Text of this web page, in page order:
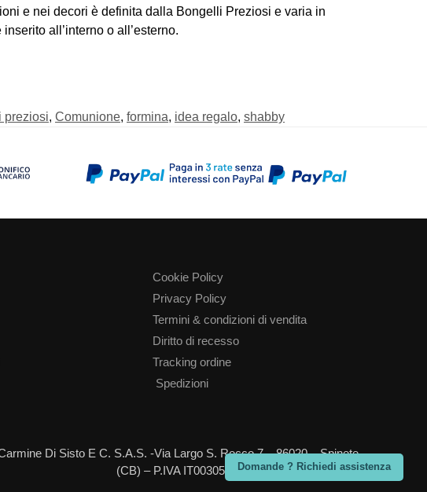
Domande ? Richiedi assistenza
e nei decori è definita dalla Bongelli Preziosi e varia in
all’interno o all’esterno.
preziosi, Comunione, formina, idea regalo, shabby
Cookie Policy
Privacy Policy
Termini & condizioni di vendita
Diritto di recesso
Tracking ordine
Spedizioni
Di Sisto E C. S.A.S. -Via Largo S. Rocco 7 – 86020 – Spinete
(CB) – P.IVA IT00305340705 – REA=CB-73192